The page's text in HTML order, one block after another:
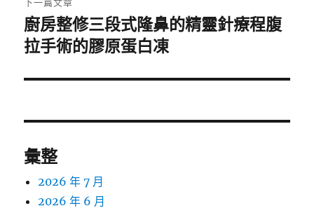
下
一
文
廚房整修三段式隆鼻的精靈針療程腹
拉手術的膠原蛋白凍
彙整
2026 年 7 月
2026 年 6 月